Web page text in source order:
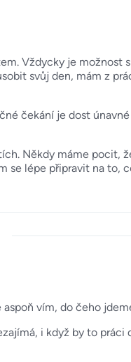
Vždycky je možnost
svůj den, mám z
čekání je dost
Někdy máme pocit,
se lépe připravit na to,
vím, do čeho
i když by to práci